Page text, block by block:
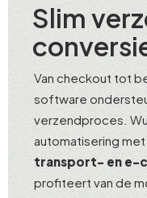
Slim
Van checkout tot
software
verzendproces.
automatisering
transport- en e-
profiteert van de